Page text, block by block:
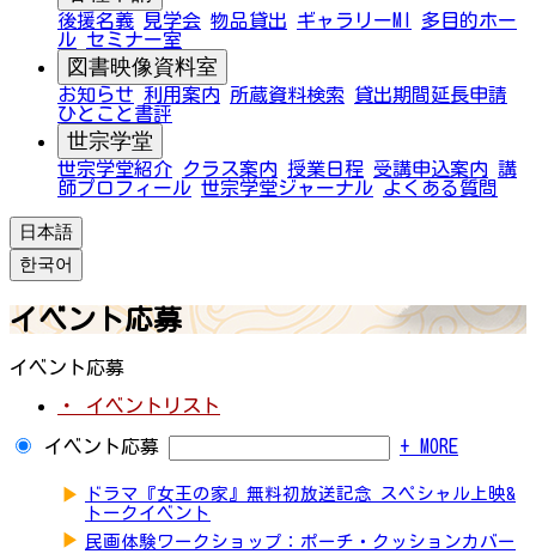
後援名義 見学会 物品貸出 ギャラリーMI
多目的ホー
ル セミナー室
図書映像資料室
お知らせ 利用案内 所蔵資料検索
貸出期間延長申請
ひとこと書評
世宗学堂
世宗学堂紹介 クラス案内 授業日程 受講申込案内 講
師プロフィール 世宗学堂ジャーナル よくある質問
日本語
한국어
イベント応募
イベント応募
・ イベントリスト
イベント応募 + MORE
▶
ドラマ『女王の家』無料初放送記念 スペシャル上映&
トークイベント
▶ 民画体験ワークショップ：ポーチ・クッションカバー